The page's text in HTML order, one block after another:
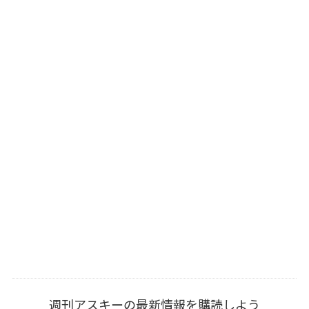
週刊アスキーの最新情報を購読しよう